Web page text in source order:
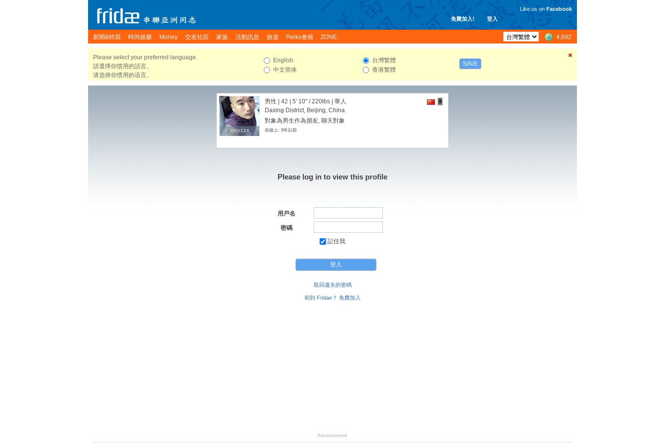
免費加入! 登入
Like us on Facebook
新聞&特寫 時尚娛樂 Money 交友社區 家族 活動訊息 旅遊 Perks會籍 ZONE: 4,692
Please select your preferred language.
請選擇你慣用的語言。
请选择你惯用的语言。
English
中文简体
台灣繁體
香港繁體
SAVE
tonyzzx
tonyzzx
男性 | 42 | 5' 10" /220lbs | 華人
Daxing District, Beijing, China
對象為男生作為朋友, 聊天對象
在線上: 9年以前
Please log in to view this profile
用戶名
密碼
記住我
取回遺失的密碼
初到 Fridae？ 免費加入
Advertisement